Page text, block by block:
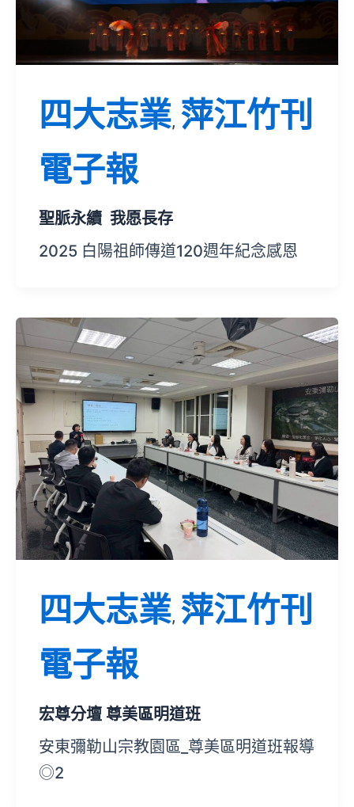
四大志業, 萍江竹刊
電子報
聖脈永續 我愿長存
2025 白陽祖師傳道120週年紀念感恩
四大志業, 萍江竹刊
電子報
宏尊分壇 尊美區明道班
安東彌勒山宗教園區_尊美區明道班報導
◎2